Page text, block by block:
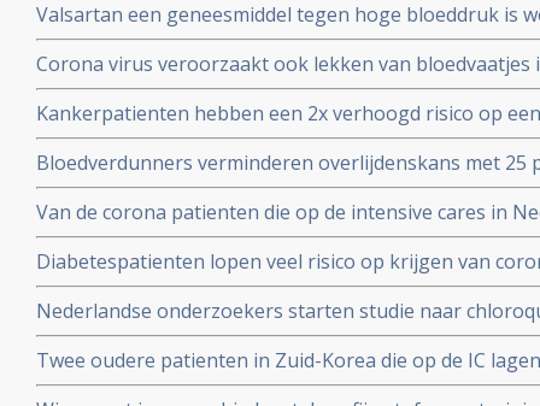
Valsartan een geneesmiddel tegen hoge bloeddruk is
het corona virus. Nederlandse onderzoekers aan de
gerandomiseerd onderzoek. ]
Corona virus veroorzaakt ook lekken van
de ACE2-receptoren en maakt dit corona virus nog
onderzoekers aan de Radboud universiteit
Kankerpatienten hebben een 2x verhoogd risico op
virus blijkt uit studie in Wujang. Waarschijnlijk doordat
Bloedverdunners verminderen overlijdenskans met
corona virus die een SOHA score - sepsis-
hadden bij opname op de Intensive Care
Van de corona patienten die op de intensive cares in
32 procent mensen met ernstig overgewicht en
Diabetespatienten lopen veel risico op krijgen van
eerste Nederlandse onderzoek onder 100 patienten.
Nederlandse onderzoekers starten studie naar
patienten die besmet zijn met het coronavirus - COVID-
Twee oudere patienten in Zuid-Korea die op de IC
corona virus door bloedplasma behandeling van